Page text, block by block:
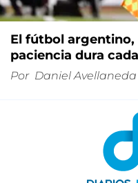
El fútbol
paciencia dura
Por Daniel Avellaneda